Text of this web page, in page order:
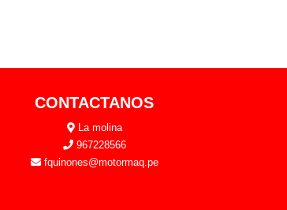
CONTACTANOS
La molina
967228566
fquinones@motormaq.pe